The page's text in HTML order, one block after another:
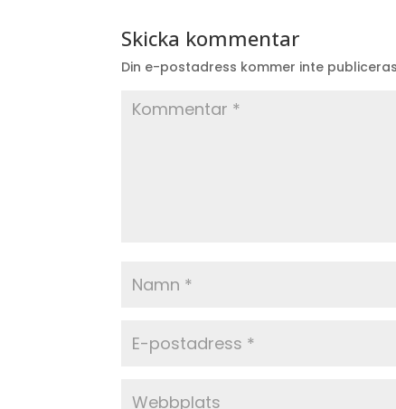
Skicka kommentar
Din e-postadress kommer inte